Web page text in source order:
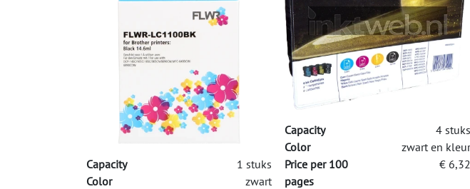
Capacity
1 stuks
Color
zwart
Capacity
4 stuks
Color
zwart en kleur
Price per 100
pages
€ 6,32